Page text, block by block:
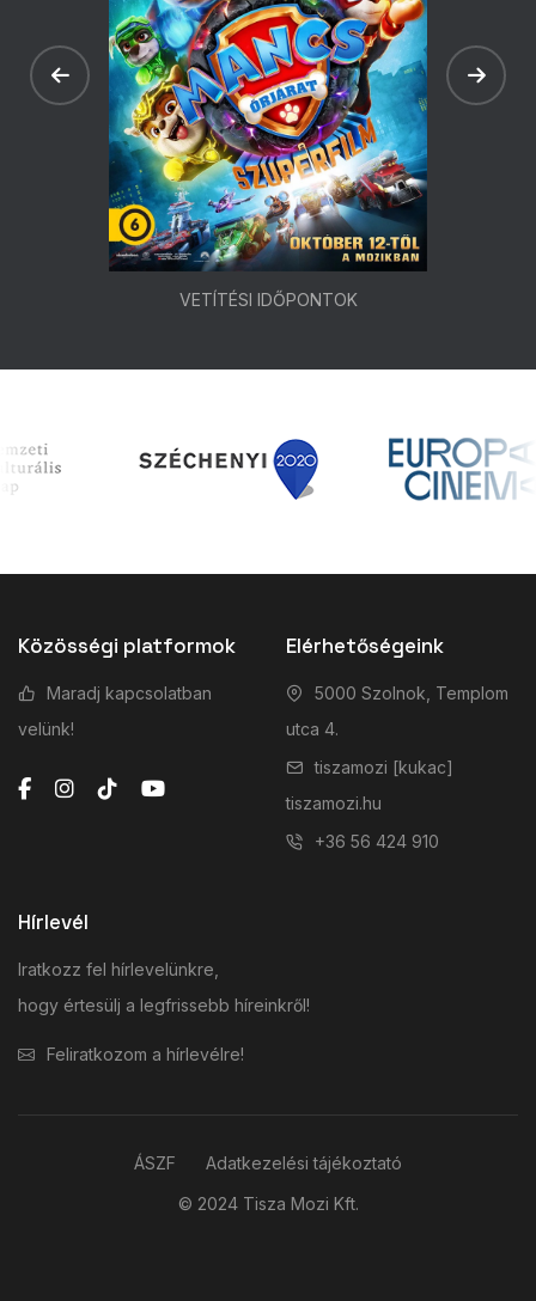
VETÍTÉSI IDŐPONTOK
Közösségi platformok
Maradj kapcsolatban
velünk!
Elérhetőségeink
5000 Szolnok, Templom
utca 4.
tiszamozi [kukac]
tiszamozi.hu
+36 56 424 910
Hírlevél
Iratkozz fel hírlevelünkre,
hogy értesülj a legfrissebb híreinkről!
Feliratkozom a hírlevélre!
© 2024 Tisza Mozi Kft.
ÁSZF Adatkezelési tájékoztató